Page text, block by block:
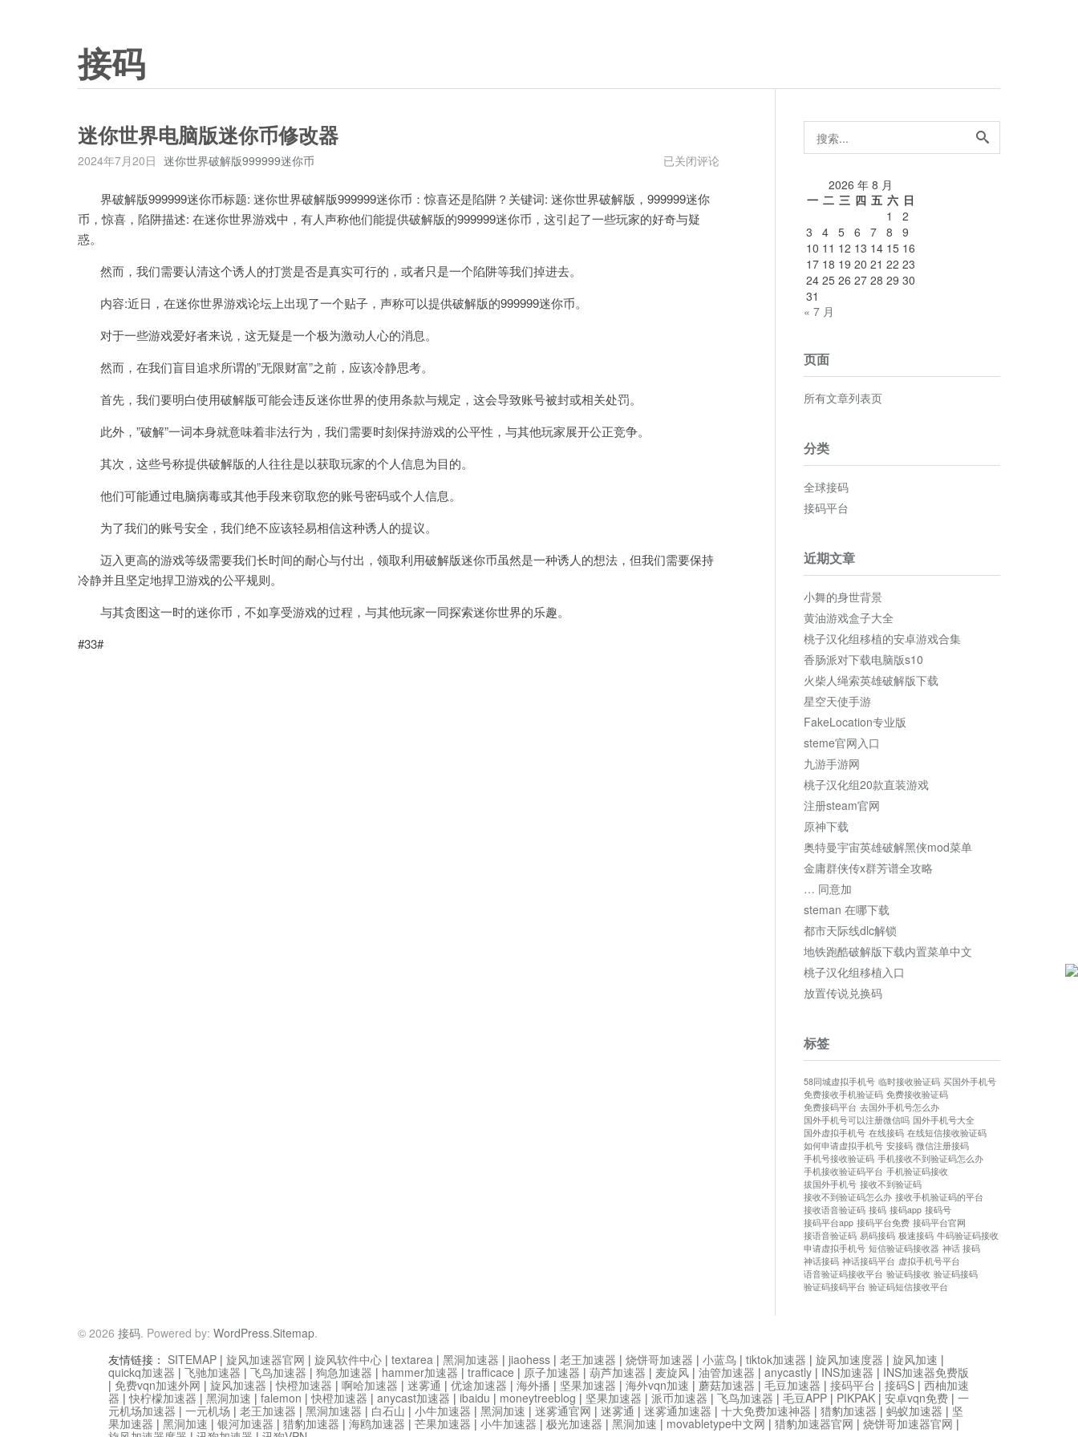
接码
迷你世界电脑版迷你币修改器
2024年7月20日 迷你世界破解版999999迷你币
迷
界
电
脑
已关闭评论
界破解版999999迷你币标题: 迷你世界破解版999999迷你币：惊喜还是陷阱？关键词: 迷你世界破解版，999999迷你
币，惊喜，陷阱描述: 在迷你世界游戏中，有人声称他们能提供破解版的999999迷你币，这引起了一些玩家的好奇与疑
惑。
然而，我们需要认清这个诱人的打赏是否是真实可行的，或者只是一个陷阱等我们掉进去。
内容:近日，在迷你世界游戏论坛上出现了一个贴子，声称可以提供破解版的999999迷你币。
对于一些游戏爱好者来说，这无疑是一个极为激动人心的消息。
然而，在我们盲目追求所谓的”无限财富”之前，应该冷静思考。
首先，我们要明白使用破解版可能会违反迷你世界的使用条款与规定，这会导致账号被封或相关处罚。
此外，”破解”一词本身就意味着非法行为，我们需要时刻保持游戏的公平性，与其他玩家展开公正竞争。
其次，这些号称提供破解版的人往往是以获取玩家的个人信息为目的。
他们可能通过电脑病毒或其他手段来窃取您的账号密码或个人信息。
为了我们的账号安全，我们绝不应该轻易相信这种诱人的提议。
迈入更高的游戏等级需要我们长时间的耐心与付出，领取利用破解版迷你币虽然是一种诱人的想法，但我们需要保持
冷静并且坚定地捍卫游戏的公平规则。
与其贪图这一时的迷你币，不如享受游戏的过程，与其他玩家一同探索迷你世界的乐趣。
#33#
搜
索...
2026 年 8 月
一 二 三 四 五 六 日
1
2
3
4 5 6 7 8
9
10 11 12 13 14 15 16
17 18 19 20 21 22 23
24 25 26 27 28 29 30
31
« 7 月
页面
所有文章列表页
分类
全球接码
接码平台
近期文章
小舞的身世背景
黄油游戏盒子大全
桃子汉化组移植的安卓游戏合集
香肠派对下载电脑版s10
火柴人绳索英雄破解版下载
星空天使手游
FakeLocation专业版
steme官网入口
九游手游网
桃子汉化组20款直装游戏
注册steam官网
原神下载
奥特曼宇宙英雄破解黑侠mod菜单
金庸群侠传x群芳谱全攻略
… 同意加
steman 在哪下载
都市天际线dlc解锁
地铁跑酷破解版下载内置菜单中文
桃子汉化组移植入口
放置传说兑换码
标签
58同城虚拟手机号 临时接收验证码 买国外手机号
免费接收手机验证码 免费接收验证码
免费接码平台 去国外手机号怎么办
国外手机号可以注册微信吗 国外手机号大全
国外虚拟手机号 在线接码 在线短信接收验证码
如何申请虚拟手机号 安接码 微信注册接码
手机号接收验证码 手机接收不到验证码怎么办
手机接收验证码平台 手机验证码接收
拔国外手机号 接收不到验证码
接收不到验证码怎么办 接收手机验证码的平台
接收语音验证码 接码 接码app 接码号
接码平台app 接码平台免费 接码平台官网
接语音验证码 易码接码 极速接码 牛码验证码接收
申请虚拟手机号 短信验证码接收器 神话 接码
神话接码 神话接码平台 虚拟手机号平台
语音验证码接收平台 验证码接收 验证码接码
验证码接码平台 验证码短信接收平台
© 2026 接码. Powered by: WordPress.Sitemap.
友情链接： SITEMAP | 旋风加速器官网 | 旋风软件中心 | textarea | 黑洞加速器 | jiaohess | 老王加速器 | 烧饼哥加速器 | 小蓝鸟 | tiktok加速器 | 旋风加速度器 | 旋风加速 |
quickq加速器 | 飞驰加速器 | 飞鸟加速器 | 狗急加速器 | hammer加速器 | trafficace | 原子加速器 | 葫芦加速器 | 麦旋风 | 油管加速器 | anycastly | INS加速器 | INS加速器免费版
| 免费vqn加速外网 | 旋风加速器 |快橙加速器 | 啊哈加速器 | 迷雾通 | 优途加速器 | 海外播 | 坚果加速器 | 海外vqn加速 | 蘑菇加速器 | 毛豆加速器 | 接码平台 | 接码S | 西柚加速
器 |快柠檬加速器 | 黑洞加速 | falemon |快橙加速器 | anycast加速器 | ibaidu | moneytreeblog | 坚果加速器 | 派币加速器 | 飞鸟加速器 | 毛豆APP | PIKPAK | 安卓vqn免费 | 一
元机场加速器 | 一元机场 | 老王加速器 | 黑洞加速器 | 白石山 | 小牛加速器 | 黑洞加速 | 迷雾通官网 | 迷雾通 | 迷雾通加速器 | 十大免费加速神器 | 猎豹加速器 | 蚂蚁加速器 | 坚
果加速器 | 黑洞加速 | 银河加速器 | 猎豹加速器 | 海鸥加速器 | 芒果加速器 | 小牛加速器 | 极光加速器 | 黑洞加速 | movabletype中文网 | 猎豹加速器官网 | 烧饼哥加速器官网 |